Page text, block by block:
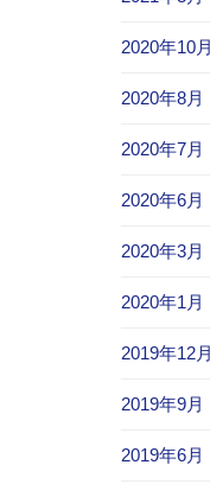
2020年10月
2020年8月
2020年7月
2020年6月
2020年3月
2020年1月
2019年12月
2019年9月
2019年6月